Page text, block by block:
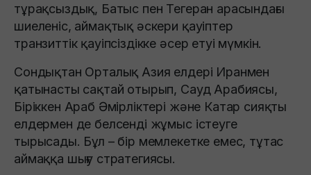
тұрақсыздық, Батыс пен Тегеран арасындағы
шиеленіс, аймақтық әскери қауіптер
транзиттік қауіпсіздікке әсер етуі мүмкін.
Сондықтан Орталық Азия елдері Иранмен
қатынасты сақтай отырып, Сауд Арабиясы,
Біріккен Араб Әмірліктері және Катар сияқты
елдермен де белсенді жұмыс істеуге
тырысады. Бұл – бір мемлекетке емес, тұтас
аймаққа шығу стратегиясы.